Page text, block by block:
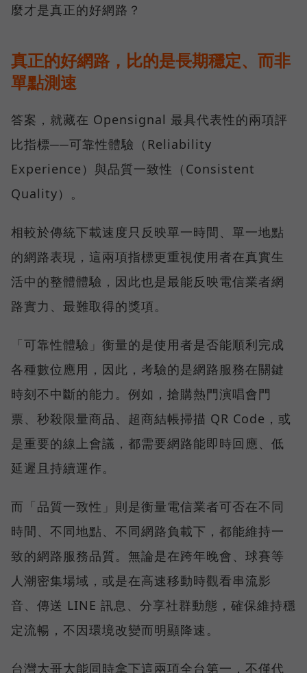
麼才是真正的好網路？
真正的好網路，比的是長期穩定、而非
單點測速
答案，就藏在 Opensignal 最具代表性的兩項評
比指標──可靠性體驗（Reliability
Experience）與品質一致性（Consistent
Quality）。
相較於傳統下載速度只反映單一時間、單一地點
的網路表現，這兩項指標更重視使用者在真實生
活中的整體體驗，因此也是最能反映電信業者網
路實力、最難取得的獎項。
「可靠性體驗」衡量的是使用者是否能順利完成
各種數位應用，因此，考驗的是網路服務在關鍵
時刻不中斷的能力。例如，搶購熱門演唱會門
票、秒殺限量商品、超商結帳掃描 QR Code，或
是重要的線上會議，都需要網路能即時回應、低
延遲且持續運作。
而「品質一致性」則是衡量電信業者可否在不同
時間、不同地點、不同網路負載下，都能維持一
致的網路服務品質。無論是在跨年晚會、球賽等
人潮密集場域，或是在高速移動時觀看串流影
音、傳送 LINE 訊息、分享社群動態，確保維持穩
定流暢，不因環境改變而明顯降速。
台灣大哥大能同時拿下這兩項全台第一，不僅代